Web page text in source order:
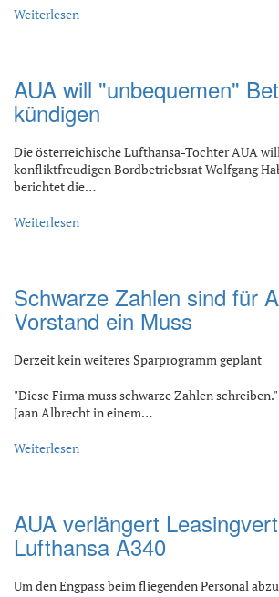
Weiterlesen
AUA will "unbequemen"
kündigen
Die österreichische Lufthansa-Tochter AUA
konfliktfreudigen Bordbetriebsrat Wolfgang
berichtet die…
Weiterlesen
Schwarze Zahlen sind für
Vorstand ein Muss
Derzeit kein weiteres Sparprogramm geplant
"Diese Firma muss schwarze Zahlen
Jaan Albrecht in einem…
Weiterlesen
AUA verlängert
Lufthansa A340
Um den Engpass beim fliegenden Personal